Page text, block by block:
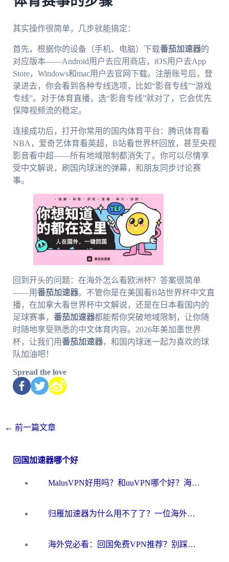
其实操作很简单，几步就能搞定：
首先，根据你的设备（手机、电脑）下载番茄加速器的
对应版本——Android用户去应用商店，iOS用户去App
Store，Windows和mac用户去官网下载。注册账号后，登
录进去，你会看到各种专线选项，比如“影音专线”“游戏
专线”。对于体育直播，选“影音专线”就对了，它会优先
保障视频流的稳定。
连接成功后，打开你常用的国内体育平台：腾讯体育看
NBA，爱奇艺体育看英超，B站看世界杯回放，甚至央视
影音看中超——所有地域限制都消失了。你可以尽情享
受中文解说，刷国内球迷的弹幕，和朋友同步讨论赛
事。
回到开头的问题：在海外怎么看欧洲杯？答案很简单
——用番茄加速器。不管你是在美国看B站世界杯中文直
播，在加拿大看世界杯中文解说，还是在日本看国内的
足球赛事， 番茄加速器都能帮你突破地域限制，让你随
时随地享受熟悉的中文体育内容。2026年美加墨世界
杯，让我们用番茄加速器，和国内球迷一起为喜欢的球
队加油吧！
Spread the love
← 前一篇文章
回国加速器哪个好
MalusVPN好用吗？和uuVPN哪个好？海外党无缝访问国内资源的真实对比与选择指南
归雁加速器为什么用不了了？一位海外游子的真实困惑与技术解答
海外党必看：回国免费VPN推荐？别踩坑！教你选对加速器无缝刷国内资源